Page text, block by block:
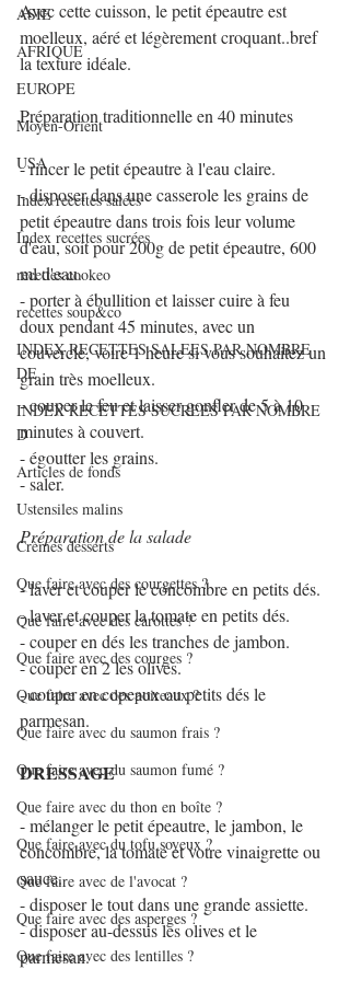
ASIE
AFRIQUE
EUROPE
Moyen-Orient
USA
Index recettes salées
Index recettes sucrées
recettes cookeo
recettes soup&co
INDEX RECETTES SALEES PAR NOMBRE
DE
INDEX RECETTES SUCREES PAR NOMBRE
D
Articles de fonds
Ustensiles malins
Crèmes desserts
Que faire avec des courgettes ?
Que faire avec des carottes ?
Que faire avec des courges ?
Que faire avec des poireaux ?
Que faire avec du saumon frais ?
Que faire avec du saumon fumé ?
Que faire avec du thon en boîte ?
Que faire avec du tofu soyeux ?
Que faire avec de l'avocat ?
Que faire avec des asperges ?
Que faire avec des lentilles ?
Avec cette cuisson, le petit épeautre est
moelleux, aéré et légèrement croquant..bref
la texture idéale.
Préparation traditionnelle en 40 minutes
- rincer le petit épeautre à l'eau claire.
- disposer dans une casserole les grains de
petit épeautre dans trois fois leur volume
d'eau, soit pour 200g de petit épeautre, 600
ml d'eau.
- porter à ébullition et laisser cuire à feu
doux pendant 45 minutes, avec un
couvercle, voire 1 heure si vous souhaitez un
grain très moelleux.
- couper le feu et laisser gonfler de 5 à 10
minutes à couvert.
- égoutter les grains.
- saler.
Préparation de la salade
- laver et couper le concombre en petits dés.
- laver et couper la tomate en petits dés.
- couper en dés les tranches de jambon.
- couper en 2 les olives.
- couper en copeaux ou petits dés le
parmesan.
DRESSAGE
- mélanger le petit épeautre, le jambon, le
concombre, la tomate et votre vinaigrette ou
sauce.
- disposer le tout dans une grande assiette.
- disposer au-dessus les olives et le
parmesan.